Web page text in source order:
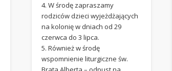
4. W środę zapraszamy
rodziców dzieci wyjeżdżających
na kolonię w dniach od 29
czerwca do 3 lipca.
5. Również w środę
wspomnienie liturgiczne św.